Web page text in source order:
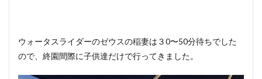
ウォータスライダーのゼウスの稲妻は３0〜50分待ちでした
ので、終園間際に子供達だけで行ってきました。